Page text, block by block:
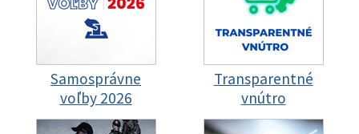
Samosprávne
voľby 2026
Transparentné
vnútro